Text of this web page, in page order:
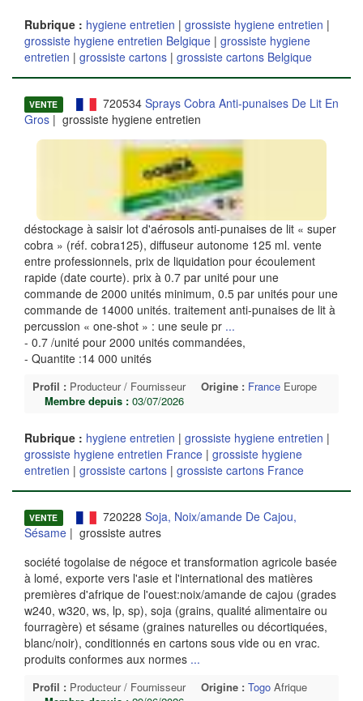
Rubrique : hygiene entretien | grossiste hygiene entretien |
grossiste hygiene entretien Belgique | grossiste hygiene
entretien | grossiste cartons | grossiste cartons Belgique
VENTE 720534 Sprays Cobra Anti-punaises De Lit En
Gros | grossiste hygiene entretien
déstockage à saisir lot d'aérosols anti-punaises de lit « super
cobra » (réf. cobra125), diffuseur autonome 125 ml. vente
entre professionnels, prix de liquidation pour écoulement
rapide (date courte). prix à 0.7 par unité pour une
commande de 2000 unités minimum, 0.5 par unités pour une
commande de 14000 unités. traitement anti-punaises de lit à
percussion « one-shot » : une seule pr ...
- 0.7 /unité pour 2000 unités commandées,
- Quantite :14 000 unités
Profil : Producteur / Fournisseur Origine : France Europe
Membre depuis : 03/07/2026
Rubrique : hygiene entretien | grossiste hygiene entretien |
grossiste hygiene entretien France | grossiste hygiene
entretien | grossiste cartons | grossiste cartons France
VENTE 720228 Soja, Noix/amande De Cajou,
Sésame | grossiste autres
société togolaise de négoce et transformation agricole basée
à lomé, exporte vers l'asie et l'international des matières
premières d'afrique de l'ouest:noix/amande de cajou (grades
w240, w320, ws, lp, sp), soja (grains, qualité alimentaire ou
fourragère) et sésame (graines naturelles ou décortiquées,
blanc/noir), conditionnés en cartons sous vide ou en vrac.
produits conformes aux normes ...
Profil : Producteur / Fournisseur Origine : Togo Afrique